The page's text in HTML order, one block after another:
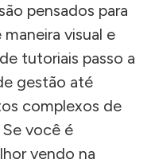
pensados para
visual e
tutoriais passo a
gestão até
complexos de
você é
vendo na